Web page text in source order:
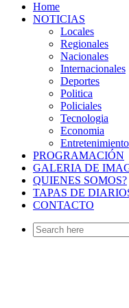
Home
NOTICIAS
Locales
Regionales
Nacionales
Internacionales
Deportes
Politica
Policiales
Tecnologia
Economia
Entretenimiento
PROGRAMACIÓN
GALERIA DE
QUIENES SOMOS?
TAPAS DE
CONTACTO
Search
for: